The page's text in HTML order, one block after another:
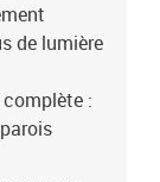
de lumière
: